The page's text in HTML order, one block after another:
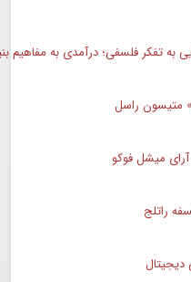
به تفکر فلسفی؛ درآمدی به مفاهیم
متیسون راسل
میشل فوکو
راتلج